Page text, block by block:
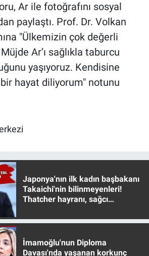
Ar ile fotoğrafını sosyal
paylaştı. Prof. Dr. Volkan
"Ülkemizin çok değerli
Ar’ı sağlıkla taburcu
yaşıyoruz. Kendisine
bir hayat diliyorum" notunu
Japonya'nın ilk kadın başbakanı
Takaichi'nin bilinmeyenleri!
Thatcher hayranı, sağcı
İmamoğlu'nun Diploma
Davası'nda yaşanan korkunç